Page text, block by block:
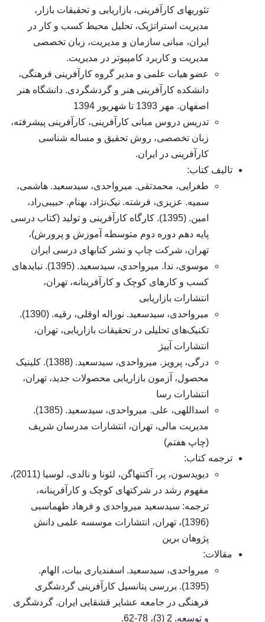
تئوریهای کارآفرینی، بازاریابی و تحقیقات بازار،
مدیریت استراتژیک، تحلیل محیط کسب و کار در
ایران، مبانی سازمان و مدیریت، زبان تخصصی
مدیریت و کاربرد کامپیوتر در مدیریت.
عضو هیات علمی و مدیر گروه کارآفرینی فرهنگی،
دانشکده کارآفرینی هنر و گردشگردی. دانشگاه هنر
اصفهان. مهر 1393 تا شهریور 1394
تدریس دروس مبانی کارآفرینی، کارآفرینی پیشرفته،
زبان تخصصی، روش تحقیق و مساله شناسی
کارآفرینی در ایران.
کتاب:
طغرایی، محمدتقی. میرواحدی، سیدسعید. هاشمی،
سمیه. عزیزی، فرشته. نیک‌نژاد، بهنام. حبیبی‌راد،
امین. (1395). کارگاه کارآفرینی و تولید (کتاب درسی
پایه دهم دوره دوم متوسطه آموزش و پرورش)،
تهران، شرکت چاپ و نشر کتابهای درسی ایران
موسوی، ندا. میرواحدی، سیدسعید. (1395). نبایدهای
کسب و کارهای کوچک و کارآفرینانه، تهران،
انتشارات بازاریابی
میرواحدی، سیدسعید. نوراله اوقلی، رقیه. (1390).
تکنیک‌های تحلیلی در تحقیقات بازاریابی، تهران،
انتشارات آییژ
درگی، پرویز. میرواحدی، سیدسعید. (1388). کلینیک
محصول، آزمون بازاریابی محصولات جدید، تهران،
انتشارات رسا
اسداللهی، علی. میرواحدی، سیدسعید. (1385).
مدیریت مالی، تهران، انتشارات مدرسان شریف
(چاپ هفتم)
کتاب:
دیویدسون، پر، آکتنهاگن، لئونا و نالدی، لوسیا (2011)،
مفهوم رشد در شرکتهای کوچک و کارآفرینانه،
ترجمه: سیدسعید میرواحدی و فرهاد طهماسبی
(1396)، تهران، انتشارات موسسه علمی دانش
پژوهان برین
میرواحدی، سیدسعید. اسفندیاری بیات، الهام.
(1395). بررسی پتانسیل کارآفرینی گردشگری
فرهنگی در جامعه عشایر قشقایی ایران. گردشگری